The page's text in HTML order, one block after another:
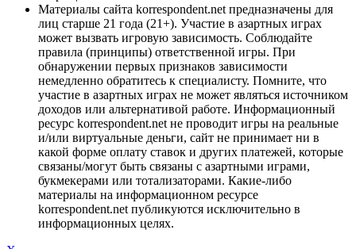
Материалы сайта korrespondent.net предназначены для
лиц старше 21 года (21+). Участие в азартных играх
может вызвать игровую зависимость. Соблюдайте
правила (принципы) ответственной игры. При
обнаружении первых признаков зависимости
немедленно обратитесь к специалисту. Помните, что
участие в азартных играх не может являться источником
доходов или альтернативой работе. Информационный
ресурс korrespondent.net не проводит игры на реальные
и/или виртуальные деньги, сайт не принимает ни в
какой форме оплату ставок и других платежей, которые
связаны/могут быть связаны с азартными играми,
букмекерами или тотализаторами. Какие-либо
материалы на информационном ресурсе
korrespondent.net публикуются исключительно в
информационных целях.